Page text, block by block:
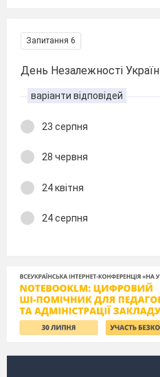
Запитання 6
День Незалежності
варіанти відповідей
23 серпня
28 червня
24 квітня
24 серпня